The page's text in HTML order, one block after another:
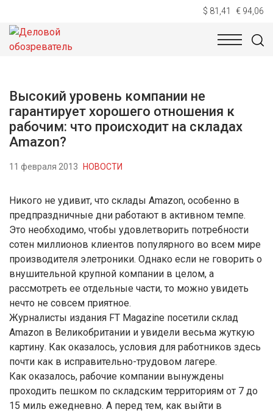
$ 81,41 € 94,06
НОВОСТИ
Высокий уровень компании не
гарантирует хорошего отношения к
рабочим: что происходит на складах
Amazon?
11 февраля 2013 НОВОСТИ
Никого не удивит, что склады Amazon, особенно в
предпраздничные дни работают в активном темпе.
Это необходимо, чтобы удовлетворить потребности
сотен миллионов клиентов популярного во всем мире
производителя элетроники. Однако если не говорить о
внушительной крупной компании в целом, а
рассмотреть ее отдельные части, то можно увидеть
нечто не совсем приятное.
Журналисты издания FT Magazine посетили склад
Amazon в Великобритании и увидели весьма жуткую
картину. Как оказалось, условия для работников здесь
почти как в исправительно-трудовом лагере.
Как оказалось, рабочие компании вынуждены
проходить пешком по складским территориям от 7 до
15 миль ежедневно. А перед тем, как выйти в